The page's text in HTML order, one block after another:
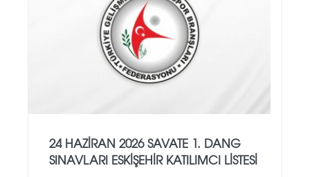
24 HAZİRAN 2026 SAVATE 1. DANG
SINAVLARI ESKİŞEHİR KATILIMCI LİSTESİ